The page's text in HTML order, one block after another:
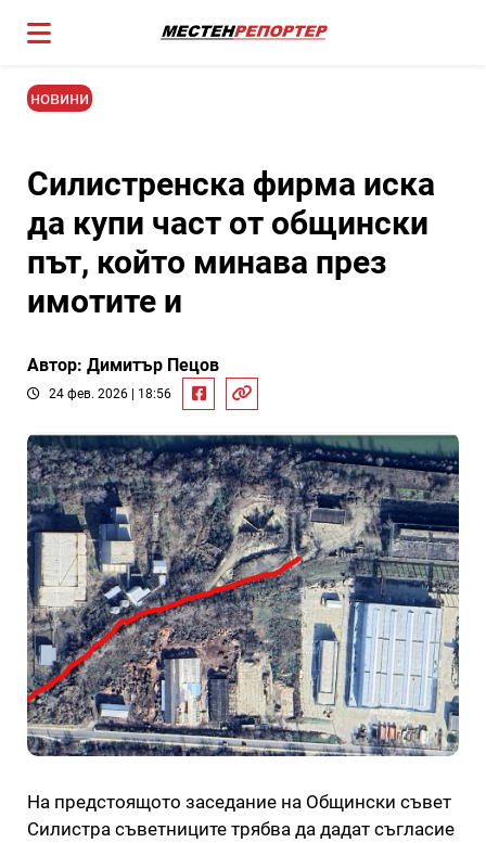
новини
Силистренска фирма иска
да купи част от общински
път, който минава през
имотите и
Автор: Димитър Пецов
24 фев. 2026 | 18:56
На предстоящото заседание на Общински съвет
Силистра съветниците трябва да дадат съгласие